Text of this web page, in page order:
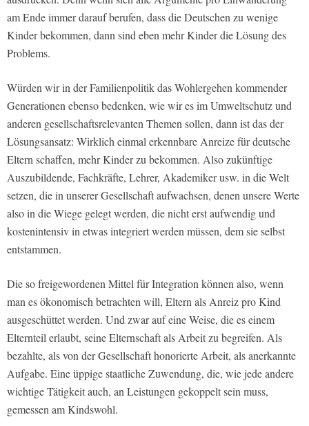
am Ende immer darauf berufen, dass die Deutschen zu wenige
Kinder bekommen, dann sind eben mehr Kinder die Lösung des
Problems.
Würden wir in der Familienpolitik das Wohlergehen kommender
Generationen ebenso bedenken, wie wir es im Umweltschutz und
anderen gesellschaftsrelevanten Themen sollen, dann ist das der
Lösungsansatz: Wirklich einmal erkennbare Anreize für deutsche
Eltern schaffen, mehr Kinder zu bekommen. Also zukünftige
Auszubildende, Fachkräfte, Lehrer, Akademiker usw. in die Welt
setzen, die in unserer Gesellschaft aufwachsen, denen unsere Werte
also in die Wiege gelegt werden, die nicht erst aufwendig und
kostenintensiv in etwas integriert werden müssen, dem sie selbst
entstammen.
Die so freigewordenen Mittel für Integration können also, wenn
man es ökonomisch betrachten will, Eltern als Anreiz pro Kind
ausgeschüttet werden. Und zwar auf eine Weise, die es einem
Elternteil erlaubt, seine Elternschaft als Arbeit zu begreifen. Als
bezahlte, als von der Gesellschaft honorierte Arbeit, als anerkannte
Aufgabe. Eine üppige staatliche Zuwendung, die, wie jede andere
wichtige Tätigkeit auch, an Leistungen gekoppelt sein muss,
gemessen am Kindswohl.